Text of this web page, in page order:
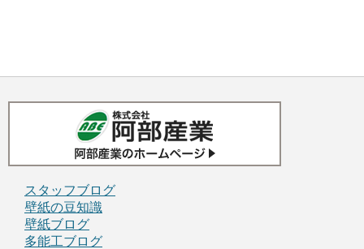
スタッフブログ
壁紙の豆知識
壁紙ブログ
多能工ブログ